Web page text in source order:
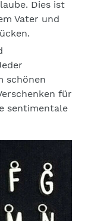
Dies ist
Vater und
schönen
für
sentimentale